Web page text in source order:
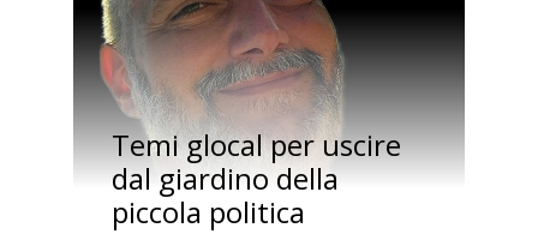
Temi glocal per uscire
dal giardino della
piccola politica